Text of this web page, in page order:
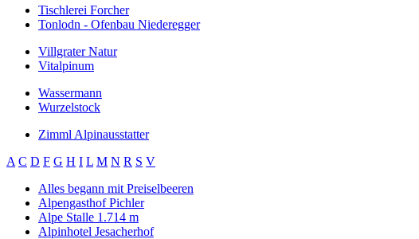
Tischlerei Forcher
Tonlodn - Ofenbau Niederegger
Villgrater Natur
Vitalpinum
Wassermann
Wurzelstock
Zimml Alpinausstatter
A C D F G H I L M N R S V
Alles begann mit Preiselbeeren
Alpengasthof Pichler
Alpe Stalle 1.714 m
Alpinhotel Jesacherhof